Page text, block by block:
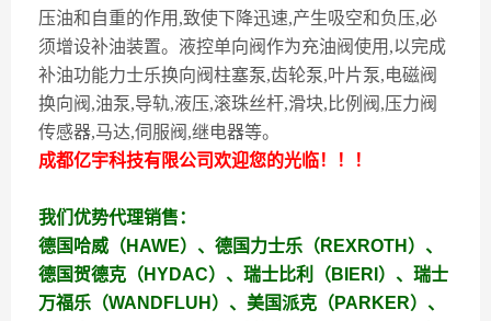
压油和自重的作用,致使下降迅速,产生吸空和负压,必
须增设补油装置。液控单向阀作为充油阀使用,以完成
补油功能力士乐换向阀柱塞泵,齿轮泵,叶片泵,电磁阀
换向阀,油泵,导轨,液压,滚珠丝杆,滑块,比例阀,压力阀
传感器,马达,伺服阀,继电器等。
成都亿宇科技有限公司欢迎您的光临！！！
我们优势代理销售：
德国哈威（HAWE）、德国力士乐（REXROTH）、
德国贺德克（HYDAC）、瑞士比利（BIERI）、瑞士
万福乐（WANDFLUH）、美国派克（PARKER）、